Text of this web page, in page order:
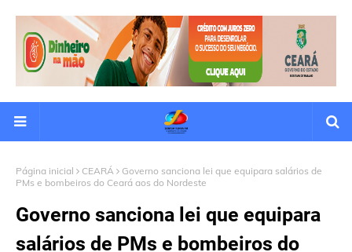
Página inicial CEARÁ
Governo sanciona lei que equipara salários de
PMs e bombeiros do Ceará aos do Nordeste
Governo sanciona lei que equipara
salários de PMs e bombeiros do